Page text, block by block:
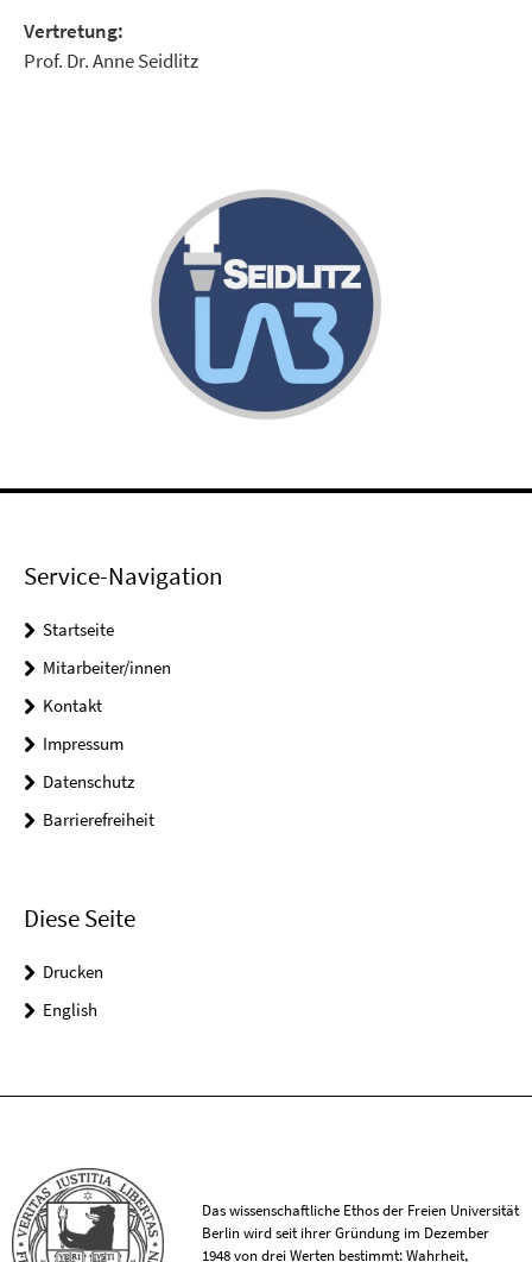
Vertretung:
Prof. Dr. Anne Seidlitz
Service-Navigation
Startseite
Mitarbeiter/innen
Kontakt
Impressum
Datenschutz
Barrierefreiheit
Diese Seite
Drucken
English
Das wissenschaftliche Ethos der Freien Universität
Berlin wird seit ihrer Gründung im Dezember
1948 von drei Werten bestimmt: Wahrheit,